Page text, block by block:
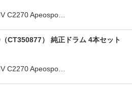
C2270 Apeospo…
CT350877） 純正ドラム 4本セット
C2270 Apeospo…